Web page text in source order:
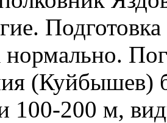
Подготовка
(Куйбышев)
100-200 м,